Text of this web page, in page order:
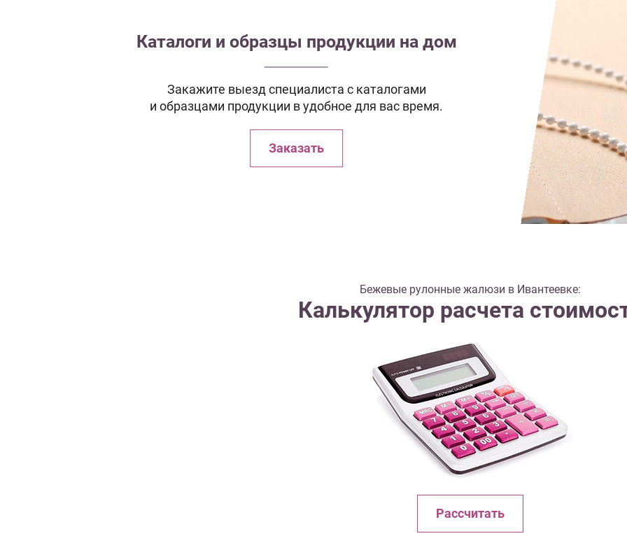
Каталоги и образцы продукции на дом
Закажите выезд специалиста с каталогами
и образцами продукции в удобное для вас время.
Заказать
Бежевые рулонные жалюзи в Ивантеевке:
Калькулятор расчета
Рассчитать